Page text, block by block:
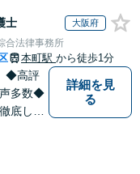
士 大阪府
合法律事務所
本町駅 から徒歩1分
◆高評
多数◆
底して
詳細を見
る